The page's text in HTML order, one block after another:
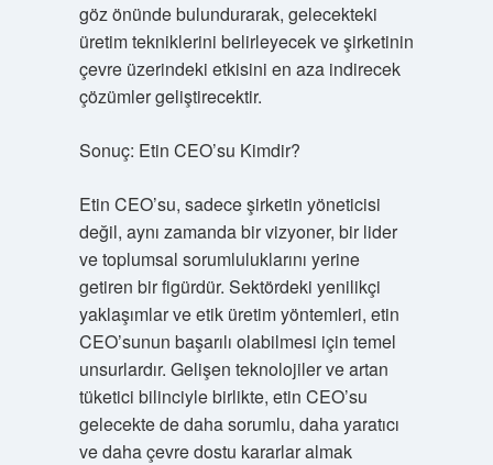
göz önünde bulundurarak, gelecekteki
üretim tekniklerini belirleyecek ve şirketinin
çevre üzerindeki etkisini en aza indirecek
çözümler geliştirecektir.
Sonuç: Etin CEO’su Kimdir?
Etin CEO’su, sadece şirketin yöneticisi
değil, aynı zamanda bir vizyoner, bir lider
ve toplumsal sorumluluklarını yerine
getiren bir figürdür. Sektördeki yenilikçi
yaklaşımlar ve etik üretim yöntemleri, etin
CEO’sunun başarılı olabilmesi için temel
unsurlardır. Gelişen teknolojiler ve artan
tüketici bilinciyle birlikte, etin CEO’su
gelecekte de daha sorumlu, daha yaratıcı
ve daha çevre dostu kararlar almak